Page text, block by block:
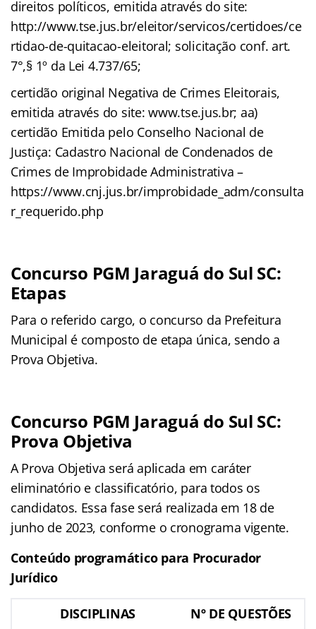
direitos políticos, emitida através do site:
http://www.tse.jus.br/eleitor/servicos/certidoes/ce
rtidao-de-quitacao-eleitoral; solicitação conf. art.
7°,§ 1º da Lei 4.737/65;
certidão original Negativa de Crimes Eleitorais,
emitida através do site: www.tse.jus.br; aa)
certidão Emitida pelo Conselho Nacional de
Justiça: Cadastro Nacional de Condenados de
Crimes de Improbidade Administrativa –
https://www.cnj.jus.br/improbidade_adm/consulta
r_requerido.php
Concurso PGM Jaraguá do Sul SC:
Etapas
Para o referido cargo, o concurso da Prefeitura
Municipal é composto de etapa única, sendo a
Prova Objetiva.
Concurso PGM Jaraguá do Sul SC:
Prova Objetiva
A Prova Objetiva será aplicada em caráter
eliminatório e classificatório, para todos os
candidatos. Essa fase será realizada em 18 de
junho de 2023, conforme o cronograma vigente.
Conteúdo programático para Procurador
Jurídico
DISCIPLINAS Nº DE QUESTÕES